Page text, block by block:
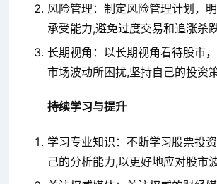
风险管理：制定风险管理计划，
承受能力,避免过度交易和追涨杀跌
长期视角：以长期视角看待股市
市场波动所困扰,坚持自己的投资策
持续学习与提升
学习专业知识：不断学习股票投
己的分析能力,以更好地应对股市波